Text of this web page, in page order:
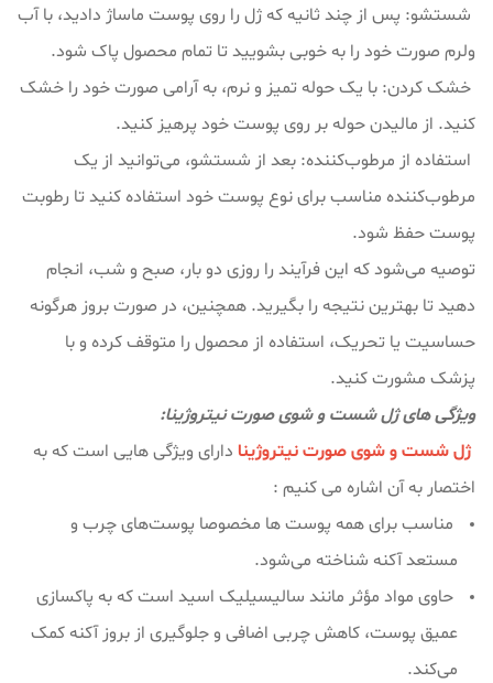
شستشو: پس از چند ثانیه که ژل را روی پوست ماساژ دادید، با آب
ولرم صورت خود را به خوبی بشویید تا تمام محصول پاک شود.
خشک کردن: با یک حوله تمیز و نرم، به آرامی صورت خود را خشک
کنید. از مالیدن حوله بر روی پوست خود پرهیز کنید.
استفاده از مرطوب‌کننده: بعد از شستشو، می‌توانید از یک
مرطوب‌کننده مناسب برای نوع پوست خود استفاده کنید تا رطوبت
پوست حفظ شود.
توصیه می‌شود که این فرآیند را روزی دو بار، صبح و شب، انجام
دهید تا بهترین نتیجه را بگیرید. همچنین، در صورت بروز هرگونه
حساسیت یا تحریک، استفاده از محصول را متوقف کرده و با
پزشک مشورت کنید.
ویژگی های ژل شست و شوی صورت نیتروژینا:
ژل شست و شوی صورت نیتروژینا دارای ویژگی هایی است که به
اختصار به آن اشاره می کنیم :
مناسب برای همه پوست ها مخصوصا پوست‌های چرب و
مستعد آکنه شناخته می‌شود.
حاوی مواد مؤثر مانند سالیسیلیک اسید است که به پاکسازی
عمیق پوست، کاهش چربی اضافی و جلوگیری از بروز آکنه کمک
می‌کند.